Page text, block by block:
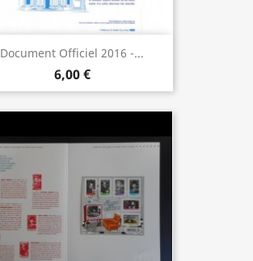
Document Officiel 2016 -...
6,00 €